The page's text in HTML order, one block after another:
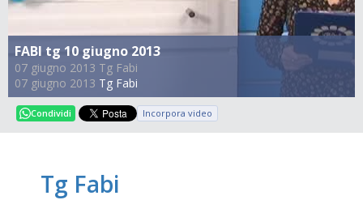
FABI tg 10 giugno 2013
07 giugno 2013 Tg Fabi
07 giugno 2013 Tg Fabi
Condividi Incorpora video
Tg Fabi